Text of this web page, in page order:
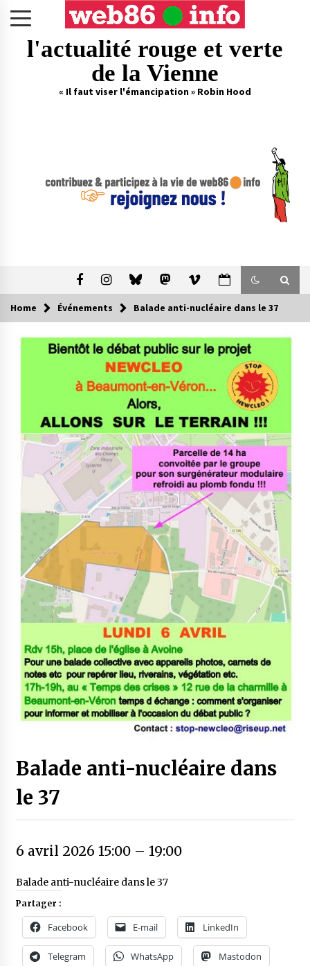
l'actualité rouge et verte
de la Vienne
« Il faut viser l'émancipation » Robin Hood
Home Événements Balade anti-nucléaire dans le 37
Balade anti-nucléaire dans
le 37
6 avril 2026 15:00– 19:00
Balade anti-nucléaire dans le 37
Partager :
Facebook E-mail LinkedIn
Telegram WhatsApp Mastodon